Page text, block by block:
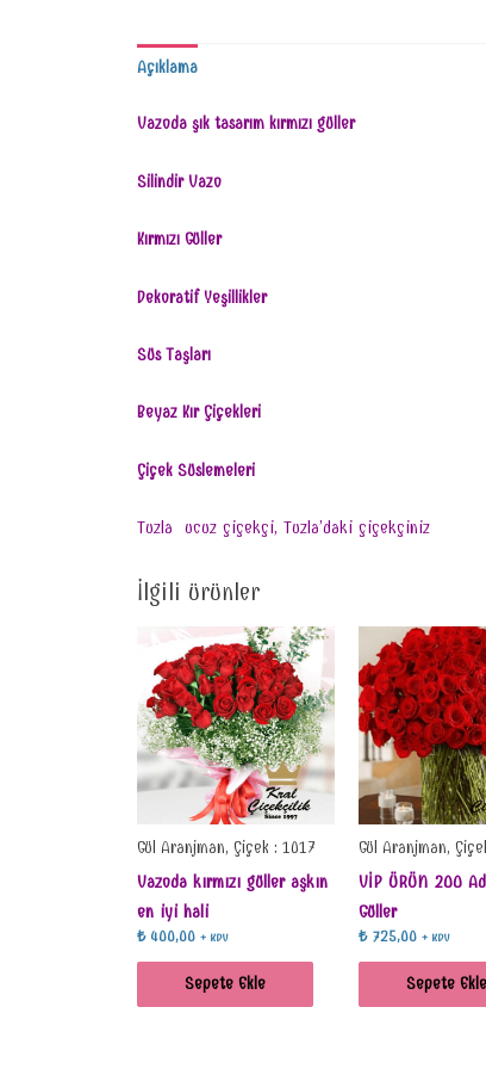
Açıklama
Vazoda şık tasarım kırmızı güller
Silindir Vazo
Kırmızı Güller
Dekoratif Yeşillikler
Süs Taşları
Beyaz Kır Çiçekleri
Çiçek Süslemeleri
Tuzla ucuz çiçekçi, Tuzla’daki çiçekçiniz
İlgili ürünler
Gül Aranjman, Çiçek : 1017
Vazoda kırmızı güller aşkın
en iyi hali
₺400,00 + KDV
Sepete Ekle
Gül Aranjman,
VİP ÜRÜN 200
Güller
₺725,00 + KDV
Sepete Ekle